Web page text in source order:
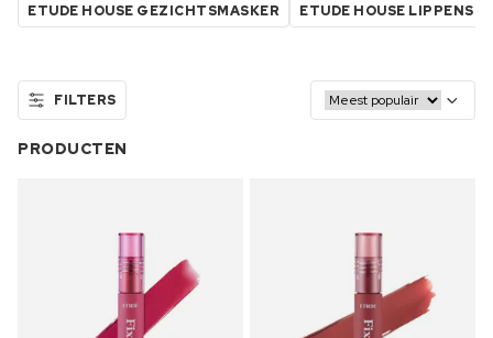
ETUDE HOUSE GEZICHTSMASKER ETUDE HOUSE
FILTERS
PRODUCTEN